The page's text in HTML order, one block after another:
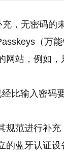
充，无密码
（万能
站，例如，
比输入密码
范进行补充
的蓝牙认证设